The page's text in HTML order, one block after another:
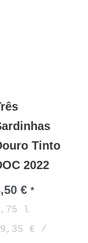
Tinto
2022
€ *
l
9,35 € /